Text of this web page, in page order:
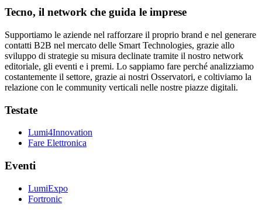
Tecno, il network che guida le imprese
Supportiamo le aziende nel rafforzare il proprio brand e nel generare
contatti B2B nel mercato delle Smart Technologies, grazie allo
sviluppo di strategie su misura declinate tramite il nostro network
editoriale, gli eventi e i premi. Lo sappiamo fare perché analizziamo
costantemente il settore, grazie ai nostri Osservatori, e coltiviamo la
relazione con le community verticali nelle nostre piazze digitali.
Testate
Lumi4Innovation
Fare Elettronica
Eventi
LumiExpo
Fortronic